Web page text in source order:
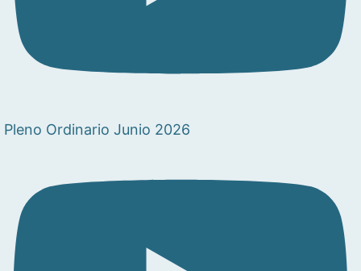
Pleno Ordinario Junio 2026